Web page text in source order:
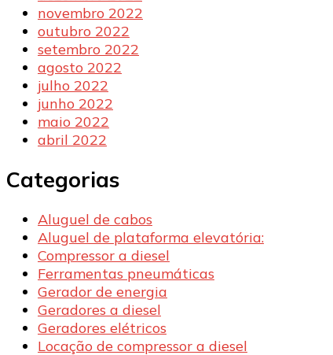
novembro 2022
outubro 2022
setembro 2022
agosto 2022
julho 2022
junho 2022
maio 2022
abril 2022
Categorias
Aluguel de cabos
Aluguel de plataforma elevatória:
Compressor a diesel
Ferramentas pneumáticas
Gerador de energia
Geradores a diesel
Geradores elétricos
Locação de compressor a diesel